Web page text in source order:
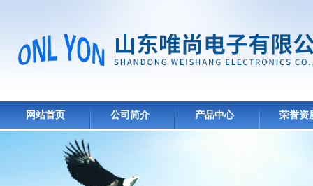
网站首页 公司简介 产品中心 荣誉资